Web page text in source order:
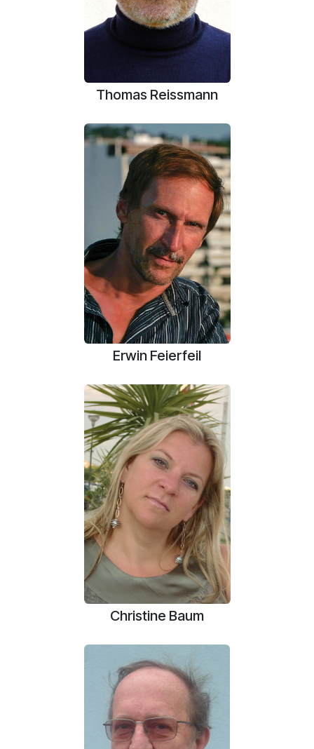
Thomas Reissmann
Erwin Feierfeil
Christine Baum